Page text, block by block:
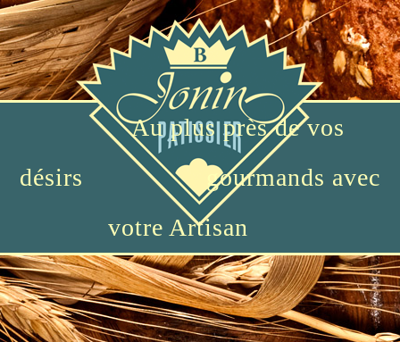
Au plus près de vos
désirs
gourmands avec
votre Artisan